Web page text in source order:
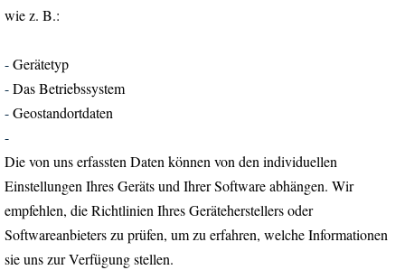
wie z. B.:
-Gerätetyp
-Das Betriebssystem
-Geostandortdaten
-
Die von uns erfassten Daten können von den individuellen
Einstellungen Ihres Geräts und Ihrer Software abhängen. Wir
empfehlen, die Richtlinien Ihres Geräteherstellers oder
Softwareanbieters zu prüfen, um zu erfahren, welche Informationen
sie uns zur Verfügung stellen.